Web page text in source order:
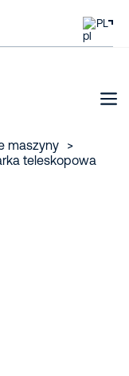
PL
maszyny
>
teleskopowa